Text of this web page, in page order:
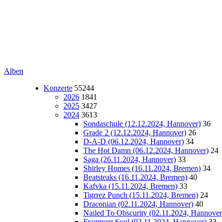
Alben
Konzerte 55244
2026 1841
2025 3427
2024 3613
Sondaschule (12.12.2024, Hannover) 36
Grade 2 (12.12.2024, Hannover) 26
D-A-D (06.12.2024, Hannover) 34
The Hot Damn (06.12.2024, Hannover) 24
Saga (26.11.2024, Hannover) 33
Shirley Homes (16.11.2024, Bremen) 34
Beatsteaks (16.11.2024, Bremen) 40
Kafvka (15.11.2024, Bremen) 33
Tigrrez Punch (15.11.2024, Bremen) 24
Draconian (02.11.2024, Hannover) 40
Nailed To Obscurity (02.11.2024,